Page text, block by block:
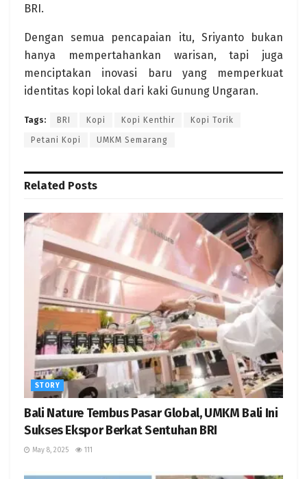
BRI.
Dengan semua pencapaian itu, Sriyanto bukan
hanya mempertahankan warisan, tapi juga
menciptakan inovasi baru yang memperkuat
identitas kopi lokal dari kaki Gunung Ungaran.
Tags: BRI Kopi Kopi Kenthir Kopi Torik
Petani Kopi UMKM Semarang
Related Posts
STORY
Bali Nature Tembus Pasar Global, UMKM Bali Ini
Sukses Ekspor Berkat Sentuhan BRI
May 8, 2025 111